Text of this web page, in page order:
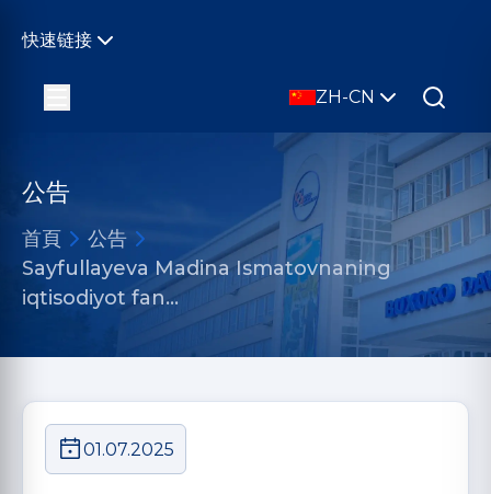
快速链接
ZH-CN
公告
首頁
公告
Sayfullayeva Madina Ismatovnaning
iqtisodiyot fan…
01.07.2025